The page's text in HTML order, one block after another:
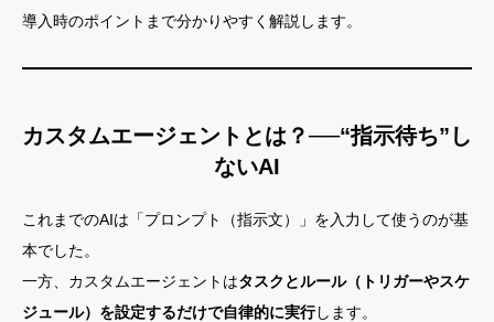
導入時のポイントまで分かりやすく解説します。
カスタムエージェントとは？──“指示待ち”し
ないAI
これまでのAIは「プロンプト（指示文）」を入力して使うのが基
本でした。
一方、カスタムエージェントはタスクとルール（トリガーやスケ
ジュール）を設定するだけで自律的に実行します。